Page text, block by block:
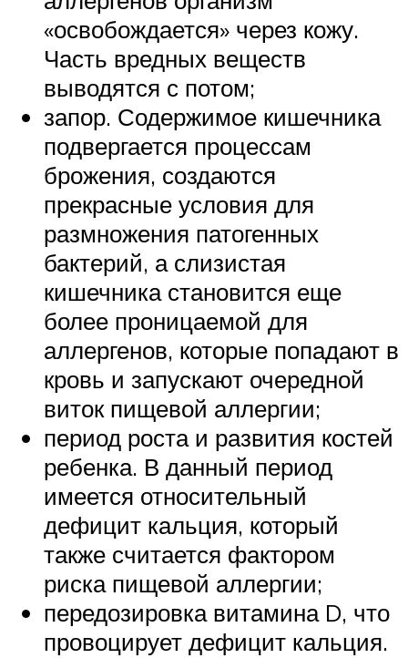
«освобождается» через кожу.
Часть вредных веществ
выводятся с потом;
запор. Содержимое кишечника
подвергается процессам
брожения, создаются
прекрасные условия для
размножения патогенных
бактерий, а слизистая
кишечника становится еще
более проницаемой для
аллергенов, которые попадают в
кровь и запускают очередной
виток пищевой аллергии;
период роста и развития костей
ребенка. В данный период
имеется относительный
дефицит кальция, который
также считается фактором
риска пищевой аллергии;
передозировка витамина D, что
провоцирует дефицит кальция.